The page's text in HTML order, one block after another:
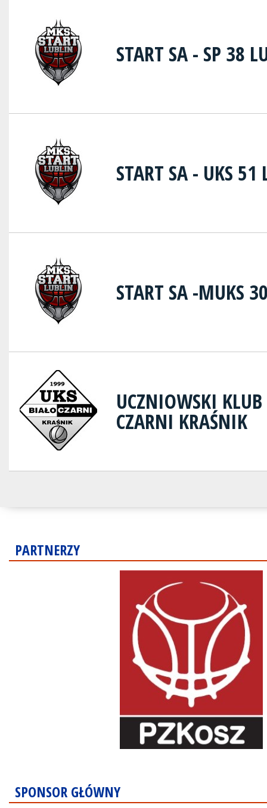
START SA - SP 38
START SA - UKS 51
START SA -MUKS
UCZNIOWSKI
CZARNI KRAŚNIK
PARTNERZY
SPONSOR GŁÓWNY